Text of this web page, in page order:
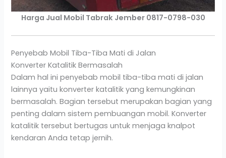
Harga Jual Mobil Tabrak Jember 0817-0798-030
Penyebab Mobil Tiba-Tiba Mati di Jalan
Konverter Katalitik Bermasalah
Dalam hal ini penyebab mobil tiba-tiba mati di jalan
lainnya yaitu konverter katalitik yang kemungkinan
bermasalah. Bagian tersebut merupakan bagian yang
penting dalam sistem pembuangan mobil. Konverter
katalitik tersebut bertugas untuk menjaga knalpot
kendaran Anda tetap jernih.